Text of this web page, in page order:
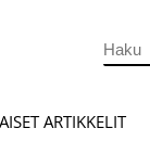
ARTIKKELIT